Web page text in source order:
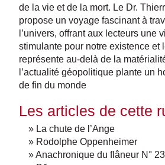
de la vie et de la mort. Le Dr.
propose un voyage fascinant à
l’univers, offrant aux lecteurs une
stimulante pour notre existence et
représente au-delà de la
l’actualité géopolitique plante un
de fin du monde
Les articles de cette
» La chute de l’Ange
» Rodolphe Oppenheimer
» Anachronique du flâneur N° 23